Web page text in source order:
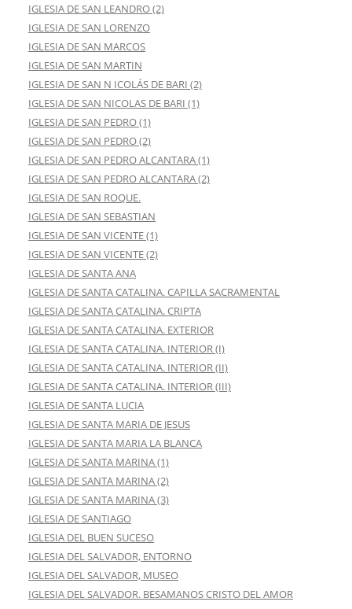
IGLESIA DE SAN LEANDRO (2)
IGLESIA DE SAN LORENZO
IGLESIA DE SAN MARCOS
IGLESIA DE SAN MARTIN
IGLESIA DE SAN N ICOLÁS DE BARI (2)
IGLESIA DE SAN NICOLAS DE BARI (1)
IGLESIA DE SAN PEDRO (1)
IGLESIA DE SAN PEDRO (2)
IGLESIA DE SAN PEDRO ALCANTARA (1)
IGLESIA DE SAN PEDRO ALCANTARA (2)
IGLESIA DE SAN ROQUE.
IGLESIA DE SAN SEBASTIAN
IGLESIA DE SAN VICENTE (1)
IGLESIA DE SAN VICENTE (2)
IGLESIA DE SANTA ANA
IGLESIA DE SANTA CATALINA. CAPILLA SACRAMENTAL
IGLESIA DE SANTA CATALINA. CRIPTA
IGLESIA DE SANTA CATALINA. EXTERIOR
IGLESIA DE SANTA CATALINA. INTERIOR (I)
IGLESIA DE SANTA CATALINA. INTERIOR (II)
IGLESIA DE SANTA CATALINA. INTERIOR (III)
IGLESIA DE SANTA LUCIA
IGLESIA DE SANTA MARIA DE JESUS
IGLESIA DE SANTA MARIA LA BLANCA
IGLESIA DE SANTA MARINA (1)
IGLESIA DE SANTA MARINA (2)
IGLESIA DE SANTA MARINA (3)
IGLESIA DE SANTIAGO
IGLESIA DEL BUEN SUCESO
IGLESIA DEL SALVADOR, ENTORNO
IGLESIA DEL SALVADOR, MUSEO
IGLESIA DEL SALVADOR. BESAMANOS CRISTO DEL AMOR